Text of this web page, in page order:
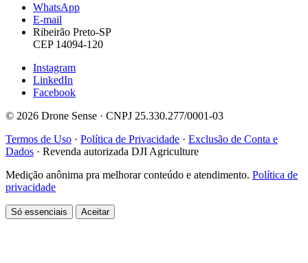
WhatsApp
E-mail
Ribeirão Preto-SP
CEP 14094-120
Instagram
LinkedIn
Facebook
© 2026 Drone Sense · CNPJ 25.330.277/0001-03
Termos de Uso · Política de Privacidade · Exclusão de Conta e
Dados · Revenda autorizada DJI Agriculture
Medição anônima pra melhorar conteúdo e atendimento. Política de
privacidade
Só essenciais Aceitar